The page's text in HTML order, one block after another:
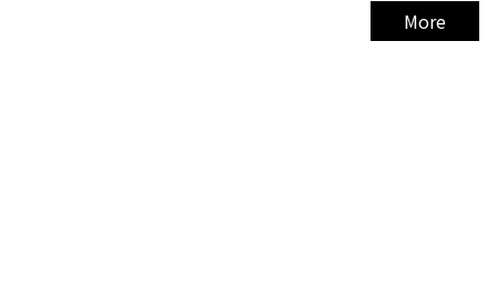
More